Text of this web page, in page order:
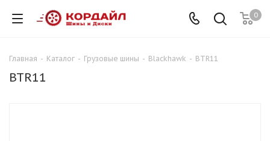
0
Главная - Каталог - Грузовые шины - Blackhawk - BTR11
BTR11